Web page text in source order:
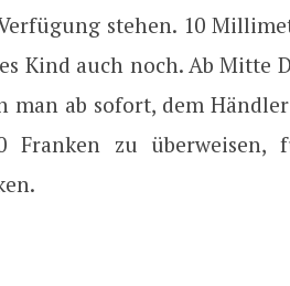
stehen. 10
Kind auch noch. Ab Mitte
man ab sofort, dem
Franken zu